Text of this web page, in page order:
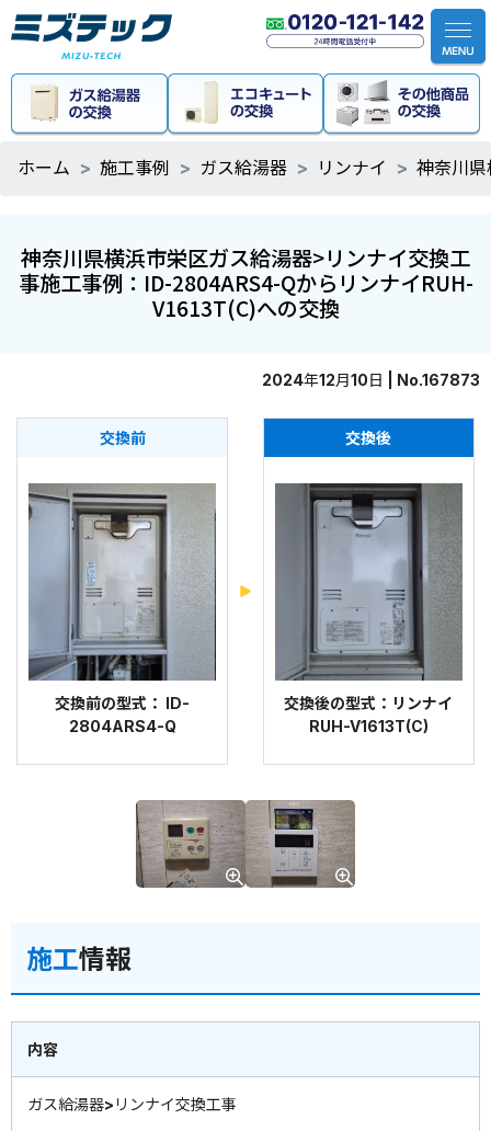
ホーム 施工事例 ガス給湯器 リンナイ 神奈川
神奈川県横浜市栄区ガス給湯器>リンナイ交換工
事施工事例：ID-2804ARS4-QからリンナイRUH-
V1613T(C)への交換
2024年12月10日 | No.167873
交換前
交換前の型式： ID-
2804ARS4-Q
交換後
交換後の型式：リンナイ
RUH-V1613T(C)
施工情報
内容
ガス給湯器>リンナイ交換工事